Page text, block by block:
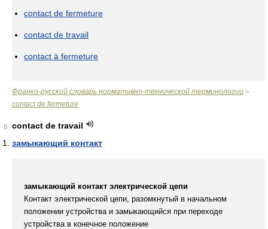
contact de fermeture
contact de travail
contact à fermeture
Франко-русский словарь нормативно-технической терминологии >
contact de fermeture
8
contact de travail
замыкающий контакт
замыкающий контакт электрической цепи
Контакт электрической цепи, разомкнутый в начальном
положении устройства и замыкающийся при переходе
устройства в конечное положение